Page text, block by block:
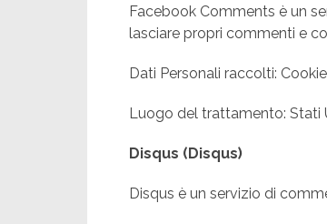
Facebook Comments è un
lasciare propri commenti e
Dati Personali raccolti:
Luogo del trattamento: Stati
Disqus (Disqus)
Disqus è un servizio di